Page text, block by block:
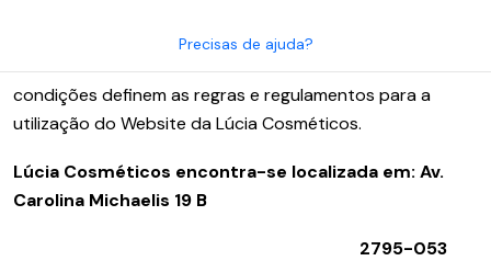
Precisas de ajuda?
Bem-vindo à Lúcia Cosméticos. Estes termos e
condições definem as regras e regulamentos para a
utilização do Website da Lúcia Cosméticos.
Lúcia Cosméticos encontra-se localizada em: Av.
Carolina Michaelis 19 B
2795-053